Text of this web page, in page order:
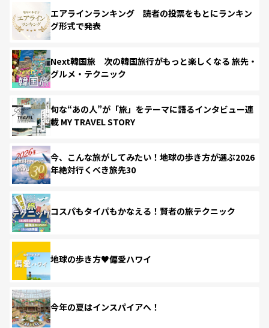
エアラインランキング 読者の投票をもとにランキン
グ形式で発表
Next韓国旅 次の韓国旅行がもっと楽しくなる 旅先・
グルメ・テクニック
旬な“あの人”が「旅」をテーマに語るインタビュー連
載 MY TRAVEL STORY
今、こんな旅がしてみたい！地球の歩き方が選ぶ2026
年絶対行くべき旅先30
コスパもタイパもかなえる！賢者の旅テクニック
地球の歩き方♥偏愛ハワイ
今年の夏はインスパイアへ！